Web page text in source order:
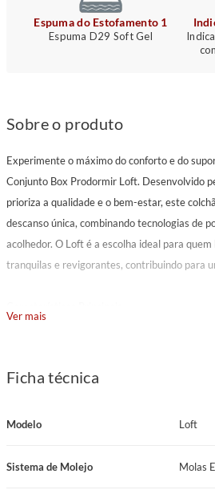
Espuma do Estofamento 1
Espuma D29 Soft Gel
Sobre o produto
Experimente o máximo do conforto e do
Conjunto Box Prodormir Loft. Desenvolvido
prioriza a qualidade e o bem-estar, este
descanso única, combinando tecnologias de
acolhedor. O Loft é a escolha ideal para
tranquilas e revigorantes, contribuindo para
Espuma Matelassê: Látex
Sistema de Molejo: Molas Ensacadas
Ver mais
Ficha técnica
Modelo Loft
Sistema de Molejo Molas